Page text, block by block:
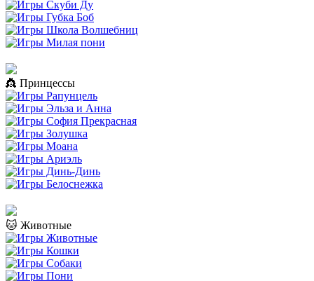
👸 Принцессы
🐱 Животные